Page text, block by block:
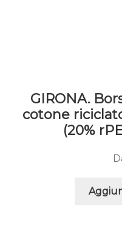
GIRONA.
cotone
(20%